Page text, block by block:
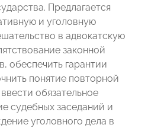
Предлагается
и уголовную
в адвокатскую
законной
обеспечить гарантии
понятие повторной
обязательное
судебных заседаний и
уголовного дела в